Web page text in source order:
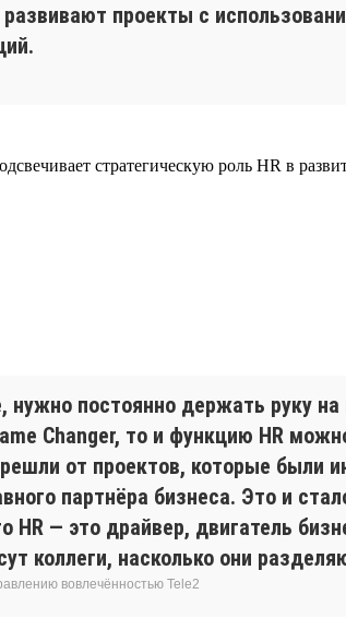
проекты с
стратегическую роль HR в
постоянно держать руку на
Changer, то и функцию HR
от проектов, которые были
партнёра бизнеса. Это и
— это драйвер, двигатель
коллеги, насколько они
вовлечённостью Tele2